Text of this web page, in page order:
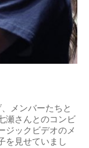
メンバーたちと
瀬さんとのコンビ
ジックビデオのメ
を見せていまし